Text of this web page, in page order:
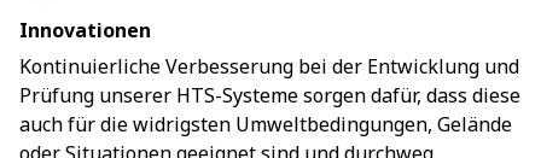
Innovationen
Kontinuierliche Verbesserung bei der Entwicklung und
Prüfung unserer HTS-Systeme sorgen dafür, dass diese
auch für die widrigsten Umweltbedingungen, Gelände